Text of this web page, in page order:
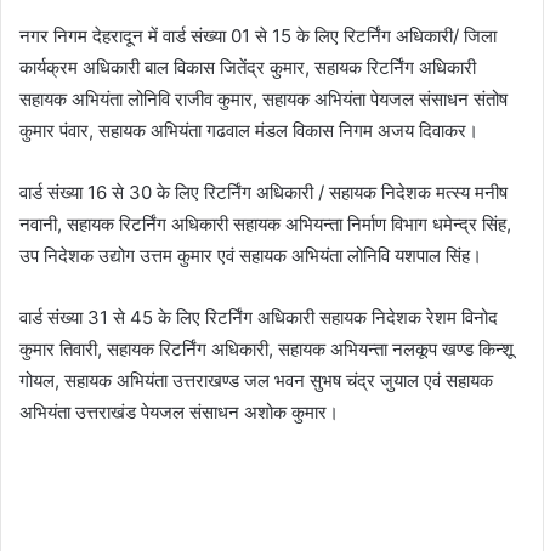
नगर निगम देहरादून में वार्ड संख्या 01 से 15 के लिए रिटर्निंग अधिकारी/ जिला
कार्यक्रम अधिकारी बाल विकास जितेंद्र कुमार, सहायक रिटर्निंग अधिकारी
सहायक अभियंता लोनिवि राजीव कुमार, सहायक अभियंता पेयजल संसाधन संतोष
कुमार पंवार, सहायक अभियंता गढवाल मंडल विकास निगम अजय दिवाकर।
वार्ड संख्या 16 से 30 के लिए रिटर्निंग अधिकारी / सहायक निदेशक मत्स्य मनीष
नवानी, सहायक रिटर्निंग अधिकारी सहायक अभियन्ता निर्माण विभाग धमेन्द्र सिंह,
उप निदेशक उद्योग उत्तम कुमार एवं सहायक अभियंता लोनिवि यशपाल सिंह।
वार्ड संख्या 31 से 45 के लिए रिटर्निंग अधिकारी सहायक निदेशक रेशम विनोद
कुमार तिवारी, सहायक रिटर्निंग अधिकारी, सहायक अभियन्ता नलकूप खण्ड किन्शू
गोयल, सहायक अभियंता उत्तराखण्ड जल भवन सुभष चंद्र जुयाल एवं सहायक
अभियंता उत्तराखंड पेयजल संसाधन अशोक कुमार।